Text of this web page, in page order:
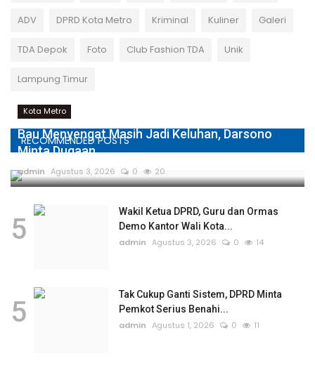
ADV DPRD Kota Metro Kriminal Kuliner Galeri
TDA Depok Foto Club Fashion TDA Unik
Lampung Timur
RECOMMENDED POSTS
Kota Metro
Bau Menyengat Masih Jadi Keluhan, Darsono
Minta Dugaan...
admin Agustus 3, 2026 0 20
5
Wakil Ketua DPRD, Guru dan Ormas
Demo Kantor Wali Kota...
admin Agustus 3, 2026 0 14
5
Tak Cukup Ganti Sistem, DPRD Minta
Pemkot Serius Benahi...
admin Agustus 1, 2026 0 11